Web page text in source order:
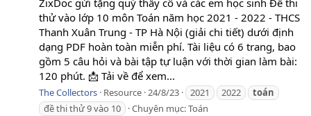
thử vào lớp 10 môn Toán năm học 2021 - 2022 - THCS
Thanh Xuân Trung - TP Hà Nội (giải chi tiết) dưới định
dạng PDF hoàn toàn miễn phí. Tài liệu có 6 trang, bao
gồm 5 câu hỏi và bài tập tự luận với thời gian làm bài:
120 phút. 📩 Tải về để xem...
The Collectors Resource 24/8/23 2021 2022
toán
đề thi thử 9 vào 10
Chuyên mục:Toán